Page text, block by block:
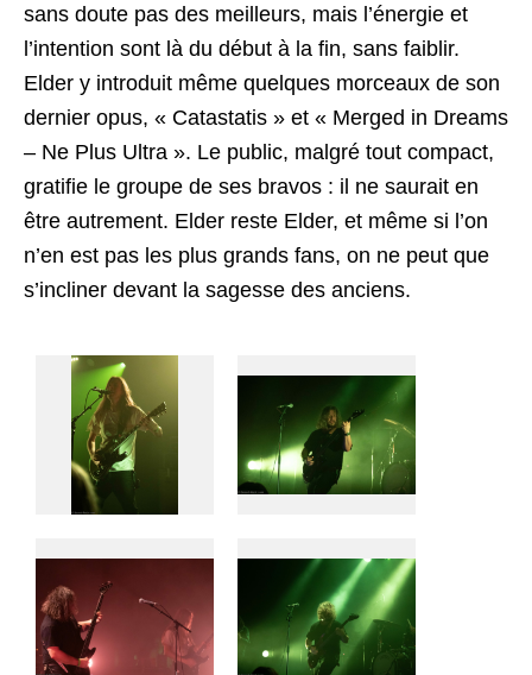
sans doute pas des meilleurs, mais l’énergie et
l’intention sont là du début à la fin, sans faiblir.
Elder y introduit même quelques morceaux de son
dernier opus, « Catastatis » et « Merged in Dreams
– Ne Plus Ultra ». Le public, malgré tout compact,
gratifie le groupe de ses bravos : il ne saurait en
être autrement. Elder reste Elder, et même si l’on
n’en est pas les plus grands fans, on ne peut que
s’incliner devant la sagesse des anciens.